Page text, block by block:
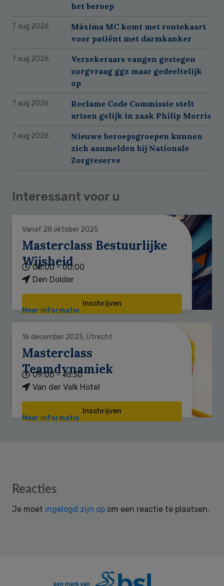
het beroep
7 aug 2026
Máxima MC komt met routekaart
voor patiënt met darmkanker
7 aug 2026
Verzekeraars vangen gestegen
zorgvraag ggz maar gedeeltelijk
op
7 aug 2026
Reclame Code Commissie stelt
artsen gelijk in zaak Philip Morris
7 aug 2026
Nieuwe beroepsgroepen kunnen
zich aanmelden bij Nationale
Zorgreserve
Interessant voor u
Vanaf 28 oktober 2025
Masterclass Bestuurlijke
Wijsheid
00:00 - 00:00
Den Dolder
Inschrijven
Meer informatie
16 december 2025, Utrecht
Masterclass
Teamdynamiek
09:00 - 16:30
Van der Valk Hotel
Inschrijven
Meer informatie
Reader
Reacties
Je moet ingelogd zijn op om een reactie te plaatsen.